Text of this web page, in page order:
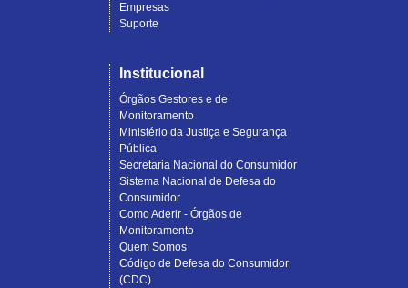
Empresas
Suporte
Institucional
Órgãos Gestores e de
Monitoramento
Ministério da Justiça e Segurança
Pública
Secretaria Nacional do Consumidor
Sistema Nacional de Defesa do
Consumidor
Como Aderir - Órgãos de
Monitoramento
Quem Somos
Código de Defesa do Consumidor
(CDC)